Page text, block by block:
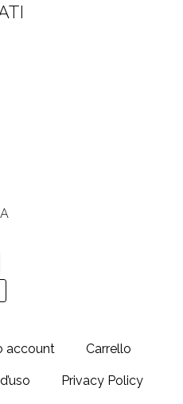
account Carrello
Privacy Policy